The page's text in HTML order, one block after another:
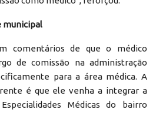
municipal
comentários de que o médico
de comissão na administração
para a área médica. A
é que ele venha a integrar a
Médicas do bairro